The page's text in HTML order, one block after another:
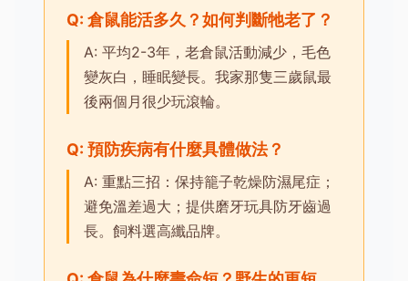
Q: 倉鼠能活多久？如何判斷牠老了？
A: 平均2-3年，老倉鼠活動減少，毛色
變灰白，睡眠變長。我家那隻三歲鼠最
後兩個月很少玩滾輪。
Q: 預防疾病有什麼具體做法？
A: 重點三招：保持籠子乾燥防濕尾症；
避免溫差過大；提供磨牙玩具防牙齒過
長。飼料選高纖品牌。